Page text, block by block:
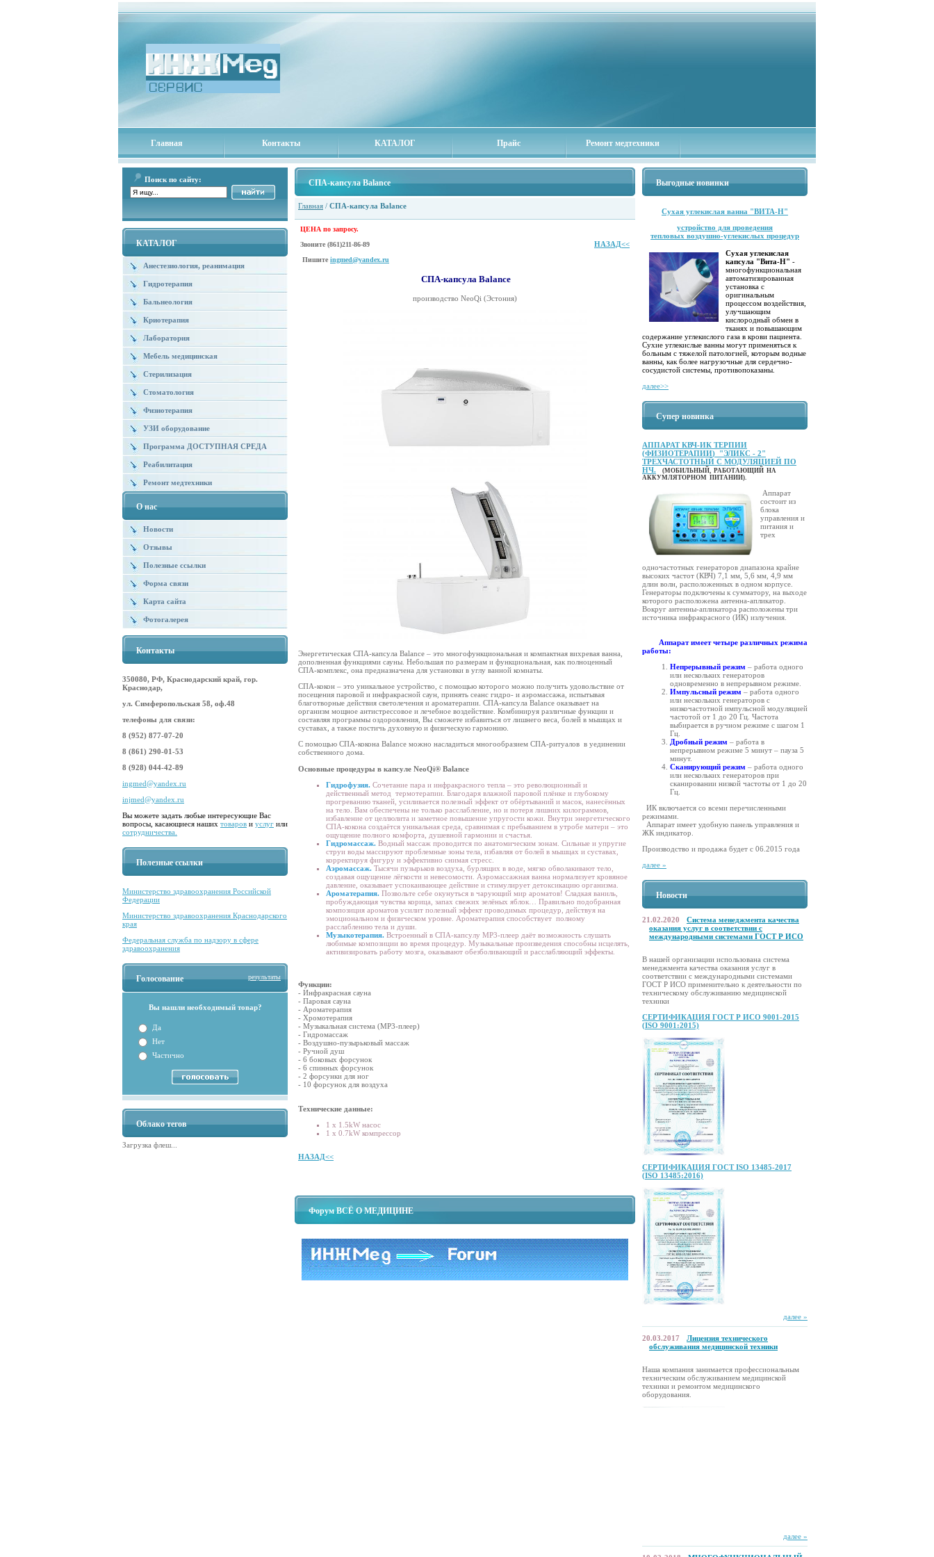
Главная Контакты КАТАЛОГ Прайс Ремонт медтехники
Поиск по сайту:
КАТАЛОГ
Анестезиология, реанимация
Гидротерапия
Бальнеология
Криотерапия
Лаборатория
Мебель медицинская
Стерилизация
Стоматология
Физиотерапия
УЗИ оборудование
Программа ДОСТУПНАЯ СРЕДА
Реабилитация
Ремонт медтехники
О нас
Новости
Отзывы
Полезные ссылки
Форма связи
Карта сайта
Фотогалерея
Контакты
350080, РФ, Краснодарский край, гор.
Краснодар,
ул. Симферопольская 58, оф.48
телефоны для связи:
8 (952) 877-07-20
8 (861) 290-01-53
8 (928) 044-42-89
ingmed@yandex.ru
injmed@yandex.ru
Вы можете задать любые интересующие Вас
вопросы, касающиеся наших товаров и услуг или
сотрудничества.
Полезные ссылки
Министерство здравоохранения Российской
Федерации
Министерство здравоохранения Краснодарского
края
Федеральная служба по надзору в сфере
здравоохранения
Голосование результаты
Вы нашли необходимый товар?
Да
Нет
Частично
Облако тегов
Загрузка флеш...
СПА-капсула Balance
Главная / СПА-капсула Balance
ЦЕНА по запросу.
Звоните (861)211-86-89
Пишите ingmed@yandex.ru
НАЗАД<<
СПА-капсула Balance
производство NeoQi (Эстония)
Энергетическая СПА-капсула Balance – это многофункциональная и компактная вихревая ванна,
дополненная функциями сауны. Небольшая по размерам и функциональная, как полноценный
СПА-комплекс, она предназначена для установки в углу ванной комнаты.
СПА-кокон – это уникальное устройство, с помощью которого можно получить удовольствие от
посещения паровой и инфракрасной саун, принять сеанс гидро- и аэромассажа, испытывая
благотворные действия светолечения и ароматерапии. СПА-капсула Balance оказывает на
организм мощное антистрессовое и лечебное воздействие. Комбинируя различные функции и
составляя программы оздоровления, Вы сможете избавиться от лишнего веса, болей в мышцах и
суставах, а также постичь духовную и физическую гармонию.
С помощью СПА-кокона Balance можно насладиться многообразием СПА-ритуалов в уединении
собственного дома.
Основные процедуры в капсуле NeoQi® Balance
Гидрофузия. Сочетание пара и инфракрасного тепла – это революционный и
действенный метод термотерапии. Благодаря влажной паровой плёнке и глубокому
прогреванию тканей, усиливается полезный эффект от обёртываний и масок, нанесённых
на тело. Вам обеспечены не только расслабление, но и потеря лишних килограммов,
избавление от целлюлита и заметное повышение упругости кожи. Внутри энергетического
СПА-кокона создаётся уникальная среда, сравнимая с пребыванием в утробе матери – это
ощущение полного комфорта, душевной гармонии и счастья.
Гидромассаж. Водный массаж проводится по анатомическим зонам. Сильные и упругие
струи воды массируют проблемные зоны тела, избавляя от болей в мышцах и суставах,
корректируя фигуру и эффективно снимая стресс.
Аэромассаж. Тысячи пузырьков воздуха, бурлящих в воде, мягко обволакивают тело,
создавая ощущение лёгкости и невесомости. Аэромассажная ванна нормализует кровяное
давление, оказывает успокаивающее действие и стимулирует детоксикацию организма.
Ароматерапия. Позвольте себе окунуться в чарующий мир ароматов! Сладкая ваниль,
пробуждающая чувства корица, запах свежих зелёных яблок… Правильно подобранная
композиция ароматов усилит полезный эффект проводимых процедур, действуя на
эмоциональном и физическом уровне. Ароматерапия способствует полному
расслаблению тела и души.
Музыкотерапия. Встроенный в СПА-капсулу МР3-плеер даёт возможность слушать
любимые композиции во время процедур. Музыкальные произведения способны исцелять,
активизировать работу мозга, оказывают обезболивающий и расслабляющий эффекты.
Функции:
- Инфракрасная сауна
- Паровая сауна
- Ароматерапия
- Хромотерапия
- Mузыкальная система (MP3-плеер)
- Гидромассаж
- Воздушно-пузырьковый массаж
- Ручной душ
- 6 боковых форсунoк
- 6 спинных форсунoк
- 2 форсунки для ног
- 10 форсунок для воздуха
Tехнические данные:
1 x 1.5kW насос
1 x 0.7kW компрессор
НАЗАД<<
Форум ВСЁ О МЕДИЦИНЕ
Выгодные новинки
Сухая углекислая ванна "ВИТА-Н"
устройство для проведения
тепловых воздушно-углекислых процедур
Сухая углекислая
капсула "Вита-Н" -
многофункциональная
автоматизированная
установка с
оригинальным
процессом воздействия,
улучшающим
кислородный обмен в
тканях и повышающим
содержание углекислого газа в крови пациента.
Сухие углекислые ванны могут применяться к
больным с тяжелой патологией, которым водные
ванны, как более нагрузочные для сердечно-
сосудистой системы, противопоказаны.
далее>>
Супер новинка
АППАРАТ КВЧ-ИК ТЕРПИИ
(ФИЗИОТЕРАПИИ) "ЭЛИКС - 2"
ТРЕХЧАСТОТНЫЙ С МОДУЛЯЦИЕЙ ПО
НЧ.
(МОБИЛЬНЫЙ, РАБОТАЮЩИЙ НА
АККУМЛЯТОРНОМ ПИТАНИИ).
Аппарат
состоит из
блока
управления и
питания и
трех
одночастотных генераторов диапазона крайне
высоких частот (КВЧ) 7,1 мм, 5,6 мм, 4,9 мм
длин волн, расположенных в одном корпусе.
Генераторы подключены к сумматору, на выходе
которого расположена антенна-апликатор.
Вокруг антенны-апликатора расположены три
источника инфракрасного (ИК) излучения.
Аппарат имеетчетыре различных режима
работы:
Непрерывный режим – работа одного
или нескольких генераторов
одновременно в непрерывном режиме.
Импульсный режим – работа одного
или нескольких генераторов с
низкочастотной импульсной модуляцией
частотой от 1 до 20 Гц. Частота
выбирается в ручном режиме с шагом 1
Гц.
Дробный режим – работа в
непрерывном режиме 5 минут – пауза 5
минут.
Сканирующий режим – работа одного
или нескольких генераторов при
сканировании низкой частоты от 1 до 20
Гц.
ИК включается со всеми перечисленными
режимами.
Аппарат имеет удобную панель управления и
ЖК индикатор.
Производство и продажа будет с 06.2015 года
далее »
Новости
21.02.2020
Система менеджмента качества
оказания услуг в соответствии с
международными системами ГОСТ Р ИСО
В нашей организации использована система
менеджмента качества оказания услуг в
соответствии с международными системами
ГОСТ Р ИСО применительно к деятельности по
техническому обслуживанию медицинской
техники
СЕРТИФИКАЦИЯ ГОСТ Р ИСО 9001-2015
(ISO 9001:2015)
СЕРТИФИКАЦИЯ ГОСТ ISO 13485-2017
(ISO 13485:2016)
далее »
20.03.2017
Лицензия технического
обслуживания медицинской техники
Наша компания занимается профессиональным
техническим обслуживанием медицинской
техники и ремонтом медицинского
оборудования.
далее »